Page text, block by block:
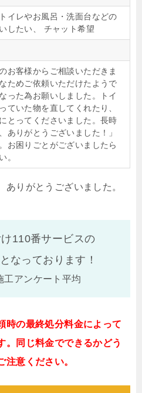
イレやお風呂・洗面台などの
したい、 チャット希望
お客様からご相談いただきま
ためご依頼いただけたようで
った為お願いしました。トイ
ていた物を直してくれたり、
とってくださいました。長時
ありがとうございました！」
お困りごとがございましたら
。
ありがとうございました。
110番サービスの
なっております！
アンケート平均
時の最終処分料金によって
。同じ料金でできるかどう
注意ください。